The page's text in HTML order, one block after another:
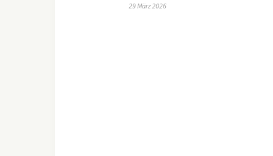
29 März 2026